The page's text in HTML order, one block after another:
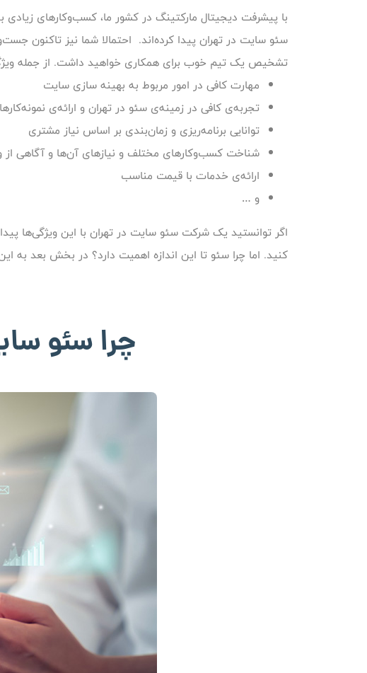
با پیشرفت دیجیتال مارکتینگ در کشور ما، کسب‌وکارهای زیادی
سئو سایت در تهران پیدا کرده‌اند. احتمالا شما نیز تاکنون
تشخیص یک تیم خوب برای همکاری خواهید داشت. از جمله
مهارت کافی در امور مربوط به بهینه سازی سایت
تجربه‌ی کافی در زمینه‌ی سئو در تهران و ارائه‌ی
توانایی برنامه‌ریزی و زمان‌بندی بر اساس نیاز مشتری
شناخت کسب‌وکارهای مختلف و نیازهای آن‌ها و آگاهی از
ارائه‌ی خدمات با قیمت مناسب
و …
اگر توانستید یک شرکت سئو سایت در تهران با این ویژگی‌ها
کنید. اما چرا سئو تا این اندازه اهمیت دارد؟ در بخش بعد به
چرا سئو